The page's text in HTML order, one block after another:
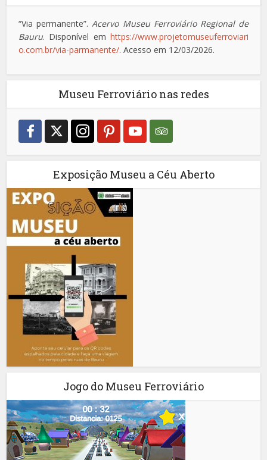
“Via permanente”. Acervo Museu Ferroviário Regional de
Bauru. Disponível em https://www.projetomuseuferroviari
o.com.br/via-parmanente/. Acesso em 12/03/2026.
Museu Ferroviário nas redes
Exposição Museu a Céu Aberto
Jogo do Museu Ferroviário